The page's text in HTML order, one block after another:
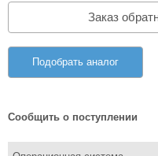
Заказ
Подобрать аналог
Сообщить о поступлении